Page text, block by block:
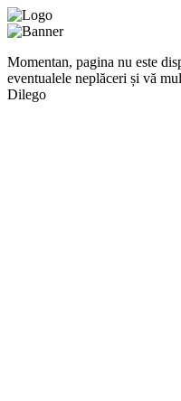
Momentan, pagina nu este
eventualele neplăceri și vă
Dilego